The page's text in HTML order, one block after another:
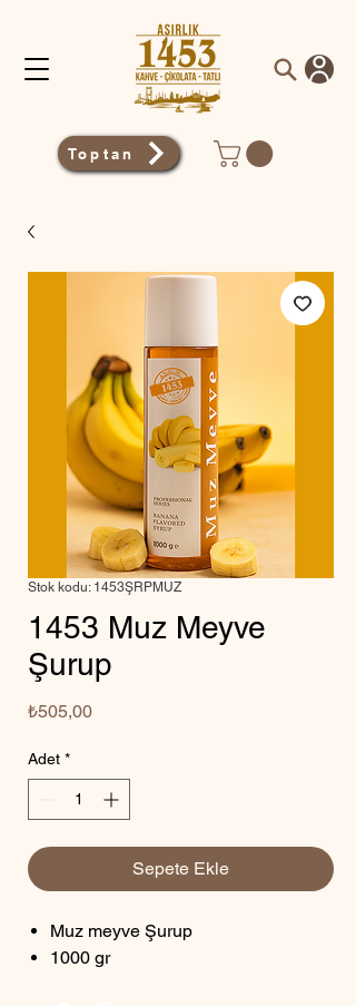
Toptan
Stok kodu: 1453ŞRPMUZ
1453 Muz Meyve
Şurup
₺505,00Fiyat
Adet *
Sepete Ekle
Muz meyve Şurup
1000 gr